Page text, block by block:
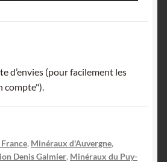
d’envies (pour facilement les
, Minéraux d'Auvergne,
Denis Galmier, Minéraux du Puy-